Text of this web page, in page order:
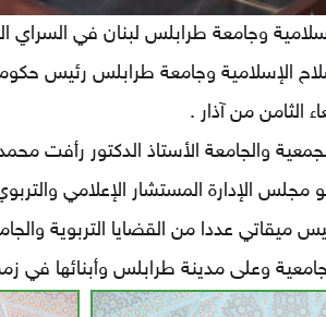
وجامعة طرابلس لبنان في السراي
الإسلامية وجامعة طرابلس رئيس
الثامن من آذار .
والجامعة الأستاذ الدكتور رأفت
مجلس الإدارة المستشار الإعلامي
ميقاتي عددا من القضايا التربوية
وعلى مدينة طرابلس وأبنائها في